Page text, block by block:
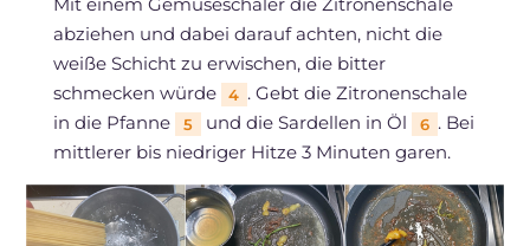
Mit einem Gemüseschäler die Zitronenschale
abziehen und dabei darauf achten, nicht die
weiße Schicht zu erwischen, die bitter
schmecken würde
4 . Gebt die Zitronenschale
in die Pfanne
5 und die Sardellen in Öl 6 . Bei
mittlerer bis niedriger Hitze 3 Minuten garen.